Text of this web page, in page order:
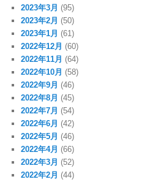
2023年3月 (95)
2023年2月 (50)
2023年1月 (61)
2022年12月 (60)
2022年11月 (64)
2022年10月 (58)
2022年9月 (46)
2022年8月 (45)
2022年7月 (54)
2022年6月 (42)
2022年5月 (46)
2022年4月 (66)
2022年3月 (52)
2022年2月 (44)